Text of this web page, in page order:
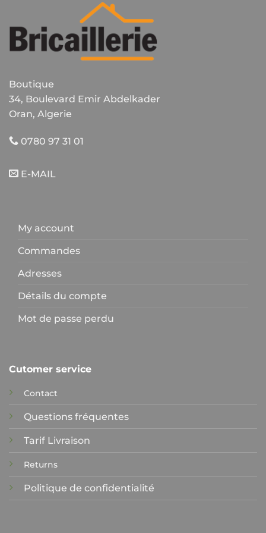
Boutique
34, Boulevard Emir Abdelkader
Oran, Algerie
0780 97 31 01
E-MAIL
My account
Commandes
Adresses
Détails du compte
Mot de passe perdu
Cutomer service
Contact
Questions fréquentes
Tarif Livraison
Returns
Politique de confidentialité